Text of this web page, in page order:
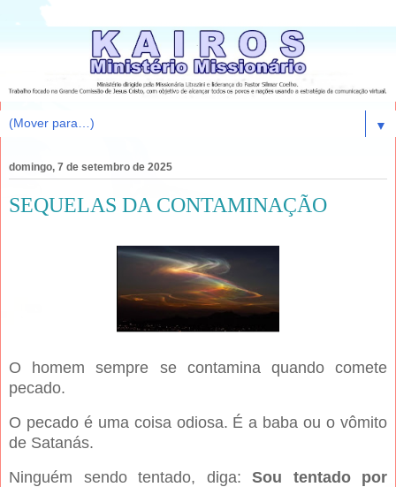
▼
domingo, 7 de setembro de 2025
SEQUELAS DA CONTAMINAÇÃO
O homem sempre se contamina quando comete
pecado.
O pecado é uma coisa odiosa. É a baba ou o vômito
de Satanás.
Ninguém sendo tentado, diga: Sou tentado por